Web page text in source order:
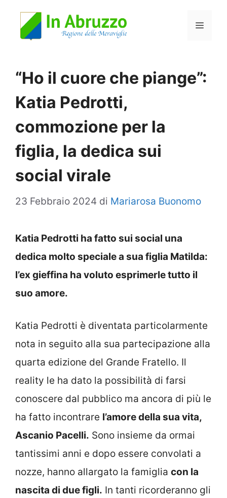
Menu
“Ho il cuore che piange”:
Katia Pedrotti,
commozione per la
figlia, la dedica sui
social virale
23 Febbraio 2024 di Mariarosa Buonomo
Katia Pedrotti ha fatto sui social una
dedica molto speciale a sua figlia Matilda:
l’ex gieffina ha voluto esprimerle tutto il
suo amore.
Katia Pedrotti è diventata particolarmente
nota in seguito alla sua partecipazione alla
quarta edizione del Grande Fratello. Il
reality le ha dato la possibilità di farsi
conoscere dal pubblico ma ancora di più le
ha fatto incontrare l’amore della sua vita,
Ascanio Pacelli. Sono insieme da ormai
tantissimi anni e dopo essere convolati a
nozze, hanno allargato la famiglia con la
nascita di due figli. In tanti ricorderanno gli